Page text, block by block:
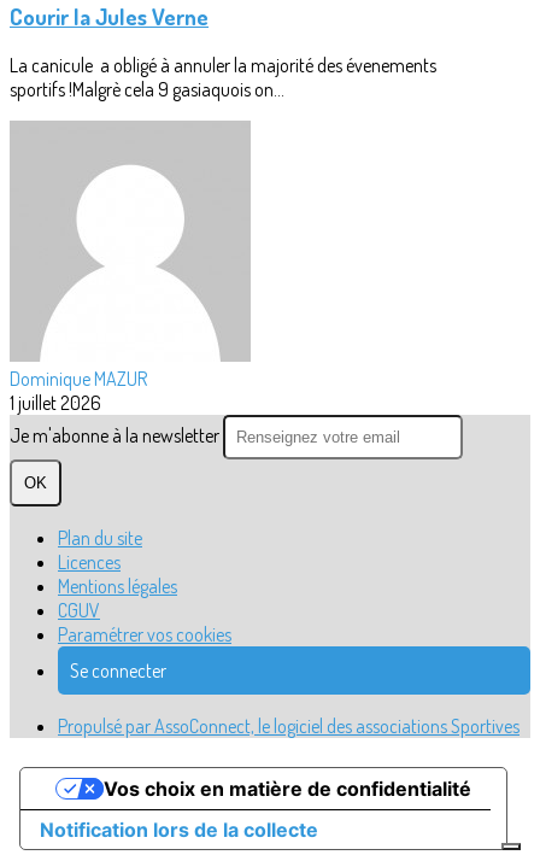
Courir la Jules Verne
La canicule a obligé à annuler la majorité des évenements
sportifs !Malgrè cela 9 gasiaquois on...
Dominique MAZUR
1 juillet 2026
Je m'abonne à la newsletter
OK
Plan du site
Licences
Mentions légales
CGUV
Paramétrer vos cookies
Se connecter
Propulsé par AssoConnect, le logiciel des associations Sportives
Notification lors de la collecte
Vos choix en matière de confidentialité